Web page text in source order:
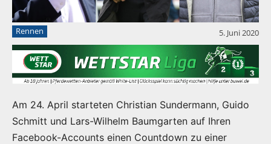
Rennen 5. Juni 2020
Am 24. April starteten Christian Sundermann, Guido
Schmitt und Lars-Wilhelm Baumgarten auf Ihren
Facebook-Accounts einen Countdown zu einer